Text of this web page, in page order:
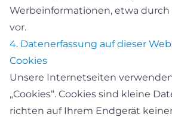
Werbeinformationen, etwa durch
vor.
4. Datenerfassung auf dieser
Cookies
Unsere Internetseiten
„Cookies“. Cookies sind kleine
richten auf Ihrem Endgerät